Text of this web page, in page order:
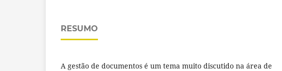
RESUMO
A gestão de documentos é um tema muito discutido na área de